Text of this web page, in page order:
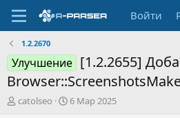
Войти
1.2.2670
Улучшение [1.2.2655]
А
catolseo
Д
6 Мар 2025